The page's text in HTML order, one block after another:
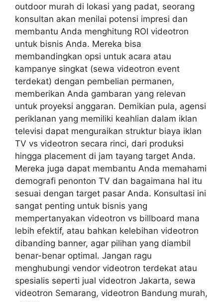
outdoor murah di lokasi yang padat, seorang
konsultan akan menilai potensi impresi dan
membantu Anda menghitung ROI videotron
untuk bisnis Anda. Mereka bisa
membandingkan opsi untuk acara atau
kampanye singkat (sewa videotron event
terdekat) dengan pembelian permanen,
memberikan Anda gambaran yang relevan
untuk proyeksi anggaran. Demikian pula, agensi
periklanan yang memiliki keahlian dalam iklan
televisi dapat menguraikan struktur biaya iklan
TV vs videotron secara rinci, dari produksi
hingga placement di jam tayang target Anda.
Mereka juga dapat membantu Anda memahami
demografi penonton TV dan bagaimana hal itu
sesuai dengan target pasar Anda. Konsultasi ini
sangat penting untuk bisnis yang
mempertanyakan videotron vs billboard mana
lebih efektif, atau bahkan kelebihan videotron
dibanding banner, agar pilihan yang diambil
benar-benar optimal. Jangan ragu
menghubungi vendor videotron terdekat atau
spesialis seperti jual videotron Jakarta, sewa
videotron Semarang, videotron Bandung murah,